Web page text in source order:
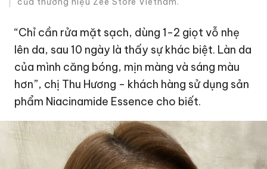
“Chỉ cần rửa mặt sạch, dùng 1-2 giọt vỗ nhẹ
lên da, sau 10 ngày là thấy sự khác biệt. Làn da
của mình căng bóng, mịn màng và sáng màu
hơn”, chị Thu Hương - khách hàng sử dụng sản
phẩm Niacinamide Essence cho biết.